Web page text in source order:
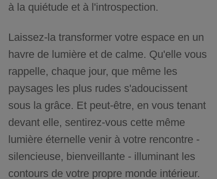
à la quiétude et à l'introspection.
Laissez-la transformer votre espace en un
havre de lumière et de calme. Qu'elle vous
rappelle, chaque jour, que même les
paysages les plus rudes s'adoucissent
sous la grâce. Et peut-être, en vous tenant
devant elle, sentirez-vous cette même
lumière éternelle venir à votre rencontre -
silencieuse, bienveillante - illuminant les
contours de votre propre monde intérieur.